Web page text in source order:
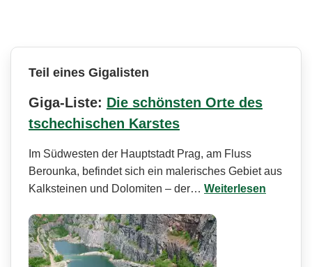
Teil eines Gigalisten
Giga-Liste: Die schönsten Orte des
tschechischen Karstes
Im Südwesten der Hauptstadt Prag, am Fluss
Berounka, befindet sich ein malerisches Gebiet aus
Kalksteinen und Dolomiten – der… Weiterlesen